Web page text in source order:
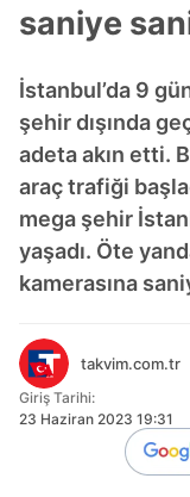
saniye
İstanbul’da 9
şehir dışında
adeta akın etti.
araç trafiği
mega şehir
yaşadı. Öte
kamerasına
takvim.com.tr
Giriş Tarihi:
23 Haziran 2023 19:31